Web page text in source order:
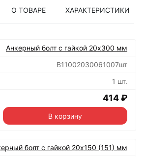
О ТОВАРЕ ХАРАКТЕРИСТИКИ
Анкерный болт с гайкой 20х300 мм
B11002030061007шт
1 шт.
414 ₽
В корзину
болт с гайкой 20х150 (151) мм